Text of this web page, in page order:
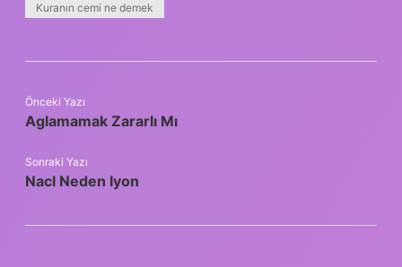
Kuranın cemi ne demek
Önceki Yazı
Aglamamak Zararlı Mı
Sonraki Yazı
Nacl Neden Iyon